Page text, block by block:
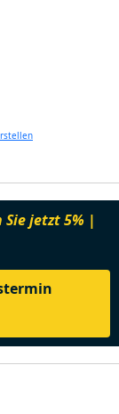
Sie jetzt 5% |